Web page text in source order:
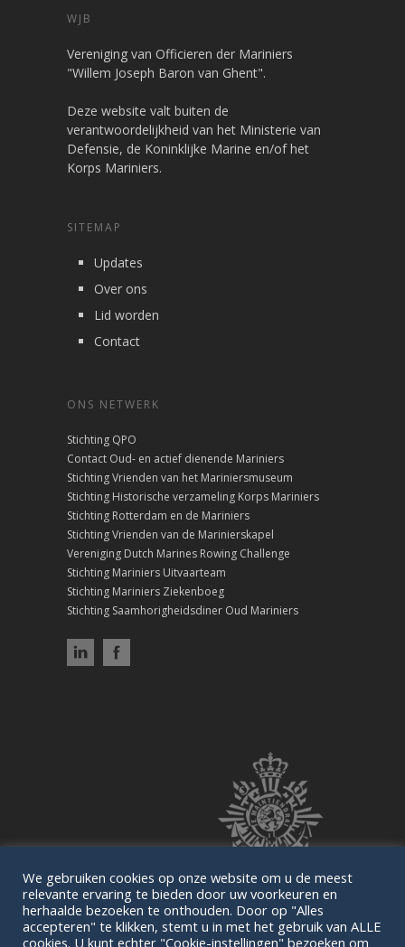
WJB
Vereniging van Officieren der Mariniers
"Willem Joseph Baron van Ghent".
Deze website valt buiten de
verantwoordelijkheid van het Ministerie van
Defensie, de Koninklijke Marine en/of het
Korps Mariniers.
SITEMAP
Updates
Over ons
Lid worden
Contact
ONS NETWERK
Stichting QPO
Contact Oud- en actief dienende Mariniers
Stichting Vrienden van het Mariniersmuseum
Stichting Historische verzameling Korps Mariniers
Stichting Rotterdam en de Mariniers
Stichting Vrienden van de Marinierskapel
Vereniging Dutch Marines Rowing Challenge
Stichting Mariniers Uitvaarteam
Stichting Mariniers Ziekenboeg
Stichting Saamhorigheidsdiner Oud Mariniers
We gebruiken cookies op onze website om u de meest
relevante ervaring te bieden door uw voorkeuren en
herhaalde bezoeken te onthouden. Door op "Alles
accepteren" te klikken, stemt u in met het gebruik van ALLE
cookies. U kunt echter "Cookie-instellingen" bezoeken om